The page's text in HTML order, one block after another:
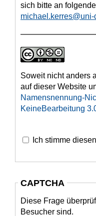
sich bitte an
Soweit nicht anders
auf dieser Website
Namensnennung-
KeineBearbeitung
Ich stimme
CAPTCHA
Diese Frage
Besucher sind.